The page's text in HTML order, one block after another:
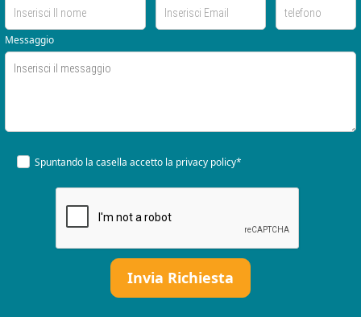
Messaggio
Spuntando la casella accetto la privacy policy*